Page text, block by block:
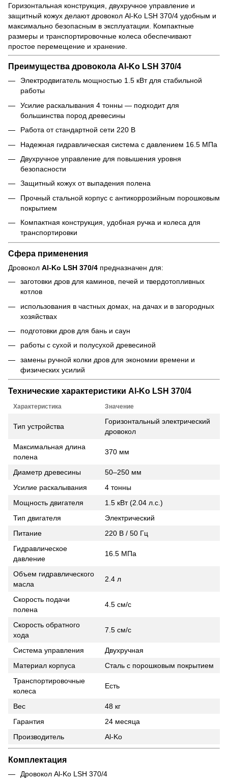
Горизонтальная конструкция, двухручное управление и
защитный кожух делают дровокол Al-Ko LSH 370/4 удобным и
максимально безопасным в эксплуатации. Компактные
размеры и транспортировочные колеса обеспечивают
простое перемещение и хранение.
Преимущества дровокола Al-Ko LSH 370/4
Электродвигатель мощностью 1.5 кВт для стабильной
работы
Усилие раскалывания 4 тонны — подходит для
большинства пород древесины
Работа от стандартной сети 220 В
Надежная гидравлическая система с давлением 16.5 МПа
Двухручное управление для повышения уровня
безопасности
Защитный кожух от выпадения полена
Прочный стальной корпус с антикоррозийным порошковым
покрытием
Компактная конструкция, удобная ручка и колеса для
транспортировки
Сфера применения
Дровокол Al-Ko LSH 370/4 предназначен для:
заготовки дров для каминов, печей и твердотопливных
котлов
использования в частных домах, на дачах и в загородных
хозяйствах
подготовки дров для бань и саун
работы с сухой и полусухой древесиной
замены ручной колки дров для экономии времени и
физических усилий
Технические характеристики Al-Ko LSH 370/4
Характеристика Значение
Тип устройства
Горизонтальный электрический
дровокол
Максимальная длина
полена
370 мм
Диаметр древесины
50–250 мм
Усилие раскалывания
4 тонны
Мощность двигателя
1.5 кВт (2.04 л.с.)
Тип двигателя
Электрический
Питание
220 В / 50 Гц
Гидравлическое
давление
16.5 МПа
Объем гидравлического
масла
2.4 л
Скорость подачи
полена
4.5 см/с
Скорость обратного
хода
7.5 см/с
Система управления
Двухручная
Материал корпуса
Сталь с порошковым покрытием
Транспортировочные
колеса
Есть
Вес
48 кг
Гарантия
24 месяца
Производитель
Al-Ko
Комплектация
Дровокол Al-Ko LSH 370/4